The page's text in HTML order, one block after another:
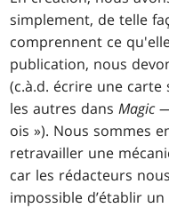
simplement, de telle
comprennent ce
publication, nous
(c.à.d. écrire une
les autres dansMagic
ois »). Nous sommes
retravailler une
car les rédacteurs
impossible d’établir